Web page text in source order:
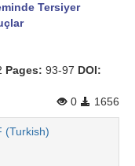
Tersiyer
Pages: 93-97 DOI:
0
1656
(Turkish)